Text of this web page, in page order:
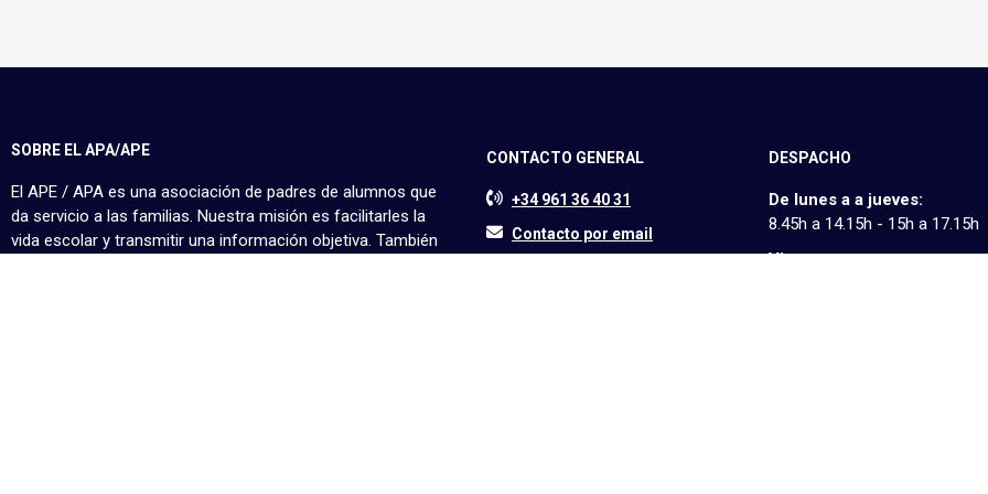
SOBRE EL APA/APE
El APE / APA es una asociación de padres de alumnos que
da servicio a las familias. Nuestra misión es facilitarles la
vida escolar y transmitir una información objetiva. También
CONTACTO GENERAL
+34 961 36 40 31
Contacto por email
DESPACHO
De lunes a a jueves:
8.45h a 14.15h - 15h a 17.15h
Viernes: